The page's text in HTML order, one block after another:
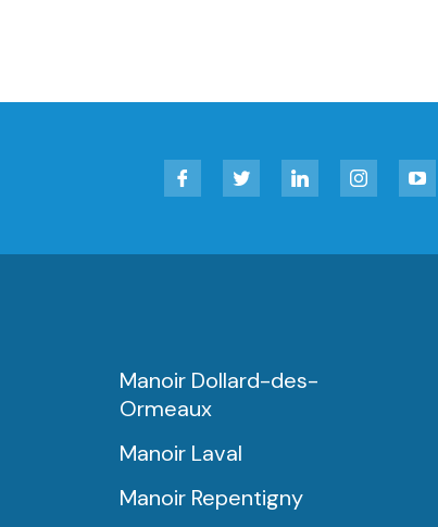
Facebook Twitter LinkedIn Instagram
Manoir Dollard-des-
Ormeaux
Manoir Laval
Manoir Repentigny